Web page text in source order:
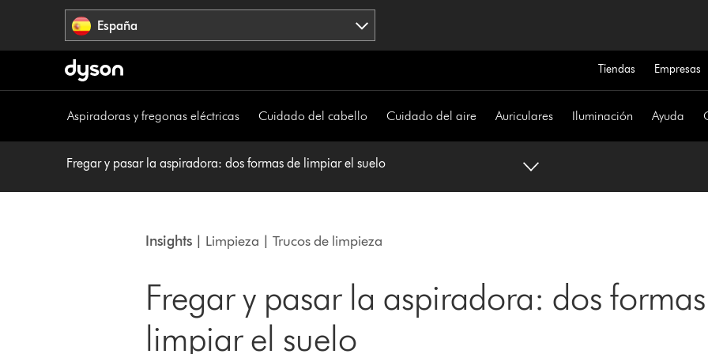
España
Tiendas Empresas
Aspiradoras y fregonas eléctricas Cuidado del cabello Cuidado del aire Auriculares Iluminación Ayuda
Fregar y pasar la aspiradora: dos formas de limpiar el suelo
Insights| Limpieza | Trucos de limpieza
Fregar y pasar la aspiradora: dos
limpiar el suelo